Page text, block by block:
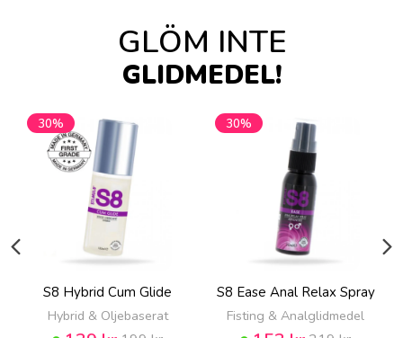
GLÖM INTE
GLIDMEDEL!
30%
S8 Hybrid Cum Glide
Hybrid & Oljebaserat
30%
S8 Ease Anal Relax Spray
Fisting & Analglidmedel